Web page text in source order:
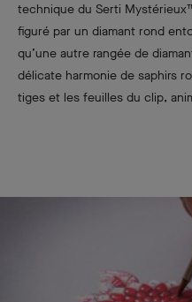
technique du Serti
figuré par un diamant rond
qu’une autre rangée de
délicate harmonie de saphirs
tiges et les feuilles du clip,